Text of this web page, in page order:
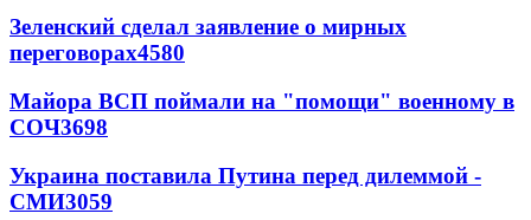
Зеленский сделал заявление о мирных
переговорах4580
Майора ВСП поймали на "помощи" военному в
СОЧ3698
Украина поставила Путина перед дилеммой -
СМИ3059